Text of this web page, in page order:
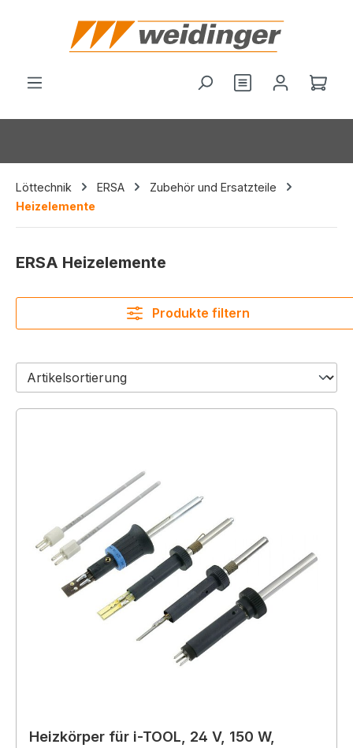
springen
Du hast 0
Löttechnik ERSA
Zubehör und Ersatzteile
Heizelemente
ERSA Heizelemente
Produkte filtern
Heizkörper für i-TOOL, 24 V, 150 W,